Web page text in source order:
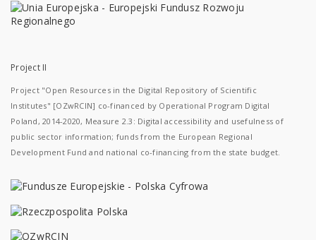
Project II
Project "Open Resources in the Digital Repository of Scientific
Institutes" [OZwRCIN] co-financed by Operational Program Digital
Poland, 2014-2020, Measure 2.3: Digital accessibility and usefulness of
public sector information; funds from the European Regional
Development Fund and national co-financing from the state budget.